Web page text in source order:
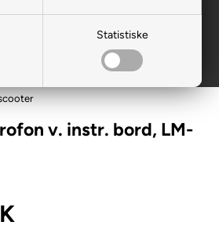
Statistiske
v. instr. bord, LM-